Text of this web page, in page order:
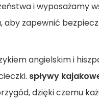
i wyposażamy
aby zapewnić
angielskim i
spływy
dzięki czemu